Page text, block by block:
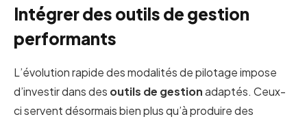
Intégrer des outils de gestion
performants
L’évolution rapide des modalités de pilotage impose
d’investir dans des outils de gestionadaptés. Ceux-
ci servent désormais bien plus qu’à produire des